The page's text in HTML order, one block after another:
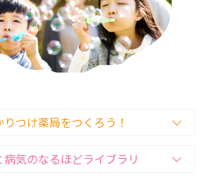
って使おう
りつけ薬局をつくろう！
病気のなるほどライブラリ